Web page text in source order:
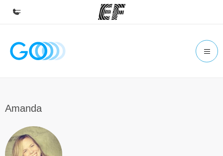
Home
Büros in der Nähe
Amanda